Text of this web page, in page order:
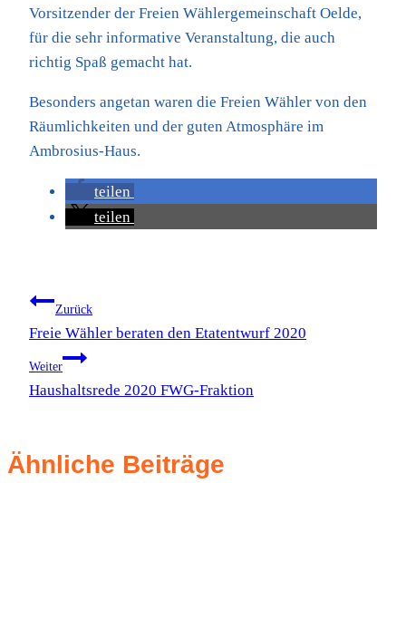
Vorsitzender der Freien Wählergemeinschaft Oelde,
für die sehr informative Veranstaltung, die auch
richtig Spaß gemacht hat.
Besonders angetan waren die Freien Wähler von den
Räumlichkeiten und der guten Atmosphäre im
Ambrosius-Haus.
teilen
teilen
Beitragsnavigation
Zurück
Freie Wähler beraten den Etatentwurf 2020
Weiter
Haushaltsrede 2020 FWG-Fraktion
Ähnliche Beiträge